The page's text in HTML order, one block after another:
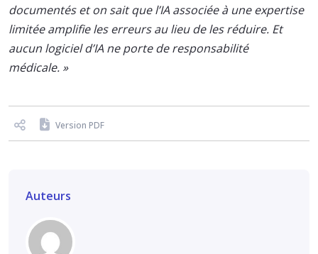
documentés et on sait que l’IA associée à une expertise
limitée amplifie les erreurs au lieu de les réduire. Et
aucun logiciel d’IA ne porte de responsabilité
médicale. »
Version PDF
Auteurs